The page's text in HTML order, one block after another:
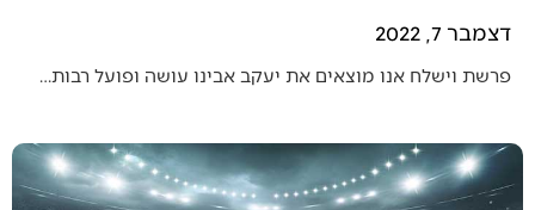
דצמבר 7, 2022
פרשת וישלח אנו מוצאים את יעקב אבינו עושה ופועל רבות…